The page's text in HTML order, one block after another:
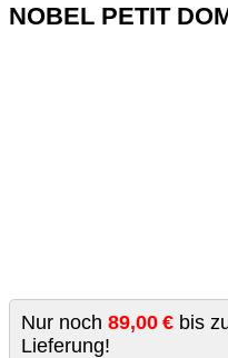
NOBEL PETIT
Nur noch 89,00 € bis
Lieferung!